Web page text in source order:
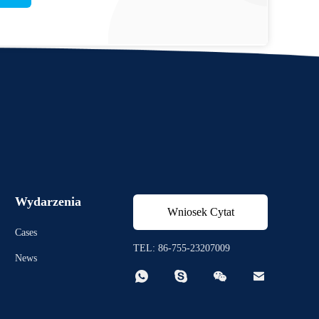
Wydarzenia
Cases
News
Wniosek Cytat
TEL: 86-755-23207009
   